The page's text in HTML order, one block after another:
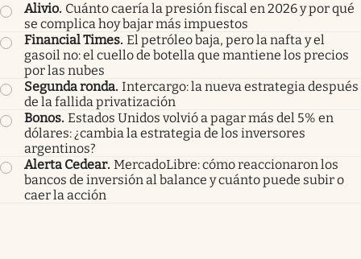
Alivio. Cuánto caería la presión fiscal en 2026 y por qué
se complica hoy bajar más impuestos
Financial Times. El petróleo baja, pero la nafta y el
gasoil no: el cuello de botella que mantiene los precios
por las nubes
Segunda ronda. Intercargo: la nueva estrategia después
de la fallida privatización
Bonos. Estados Unidos volvió a pagar más del 5% en
dólares: ¿cambia la estrategia de los inversores
argentinos?
Alerta Cedear. MercadoLibre: cómo reaccionaron los
bancos de inversión al balance y cuánto puede subir o
caer la acción